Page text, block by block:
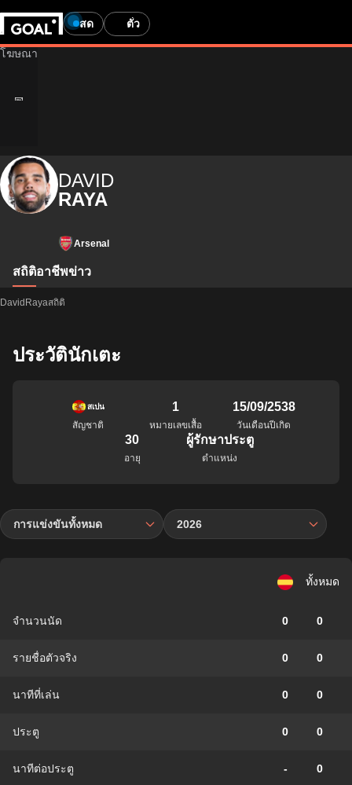
คุณอายุเกิน 18 ปีใช่หรือไม่?
Help us verify your age by providing an honest response.
แสดงโฆษณาการพนัน
Age-restricted content
คุณมีอายุไม่ถึงเกณฑ์ที่จะเข้าชมเนื้อหาเกี่ยวกับการเดิมพัน
ระบบจะนำคุณกลับไปยังหน้าแรก
สด ตั๋ว
DAVID
RAYA
Arsenal
สถิติอาชีพข่าว
DavidRayaสถิติ
ประวัตินักเตะ
สเปน
สัญชาติ
1
หมายเลขเสื้อ
15/09/2538
วันเดือนปีเกิด
30
อายุ
ผู้รักษาประตู
ตำแหน่ง
การแข่งขันทั้งหมด 2026
ทั้งหมด
จำนวนนัด 0 0
รายชื่อตัวจริง 0 0
นาทีที่เล่น 0 0
ประตู 0 0
นาทีต่อประตู - 0